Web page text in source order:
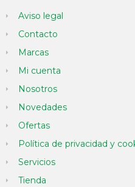
Aviso legal
Contacto
Marcas
Mi cuenta
Nosotros
Novedades
Ofertas
Política de privacidad y
Servicios
Tienda